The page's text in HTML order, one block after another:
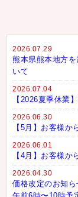
2026.07.29
熊本県熊本地方
いて
2026.07.04
【2026夏季休業
2026.06.30
【5月】お客様か
2026.06.01
【4月】お客様か
2026.04.30
価格改定のお知